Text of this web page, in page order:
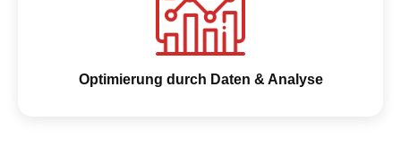
Optimierung durch Daten & Analyse